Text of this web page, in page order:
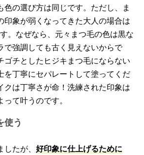
色の選び方は同じです。ただし、ま
印象が弱くなってきた大人の場合は
。なぜなら、元々まつ毛の色は黒な
で強調しても古く見えないからで
ゴチとしたヒジキまつ毛にならない
を丁寧にセパレートして塗ってくだ
クは丁寧さが命！洗練された印象は
て叶うのです。
使う
たが、 好印象に仕上げるために